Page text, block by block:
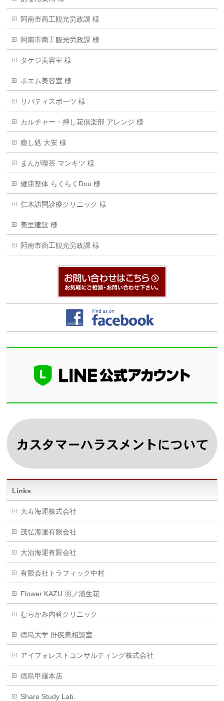
阿南市商工観光労政課 様
阿南市商工観光労政課 様
タケジ美容室 様
ポエム美容室 様
リバティスポーツ 様
カルチャー・押し花倶楽部 アレンジ 様
癒し処 大安 様
まんが喫茶 マンキツ 様
健康整体 らくらくDou 様
仁木訪問診療クリニック 様
美里建設 様
阿南市商工観光労政課 様
Links
大寿海運株式会社
茂弘海運有限会社
大泊海運有限会社
有限会社トラフィック中村
Flower KAZU 羽ノ浦生花
むらかみ内科クリニック
徳島大学 肝疾患相談室
アイフォレストコンサルティング株式会社
徳島甲羅本店
Share Study Lab.